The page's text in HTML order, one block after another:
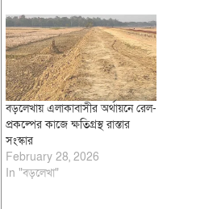
বড়লেখায় এলাকাবাসীর অর্থায়নে রেল-
প্রকল্পের কাজে ক্ষতিগ্রস্থ রাস্তার
সংস্কার
February 28, 2026
In "বড়লেখা"